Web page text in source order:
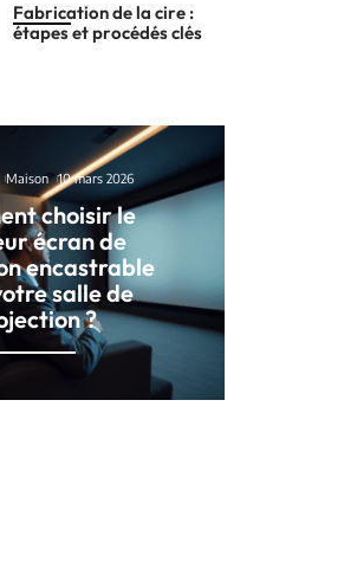
Fabrication de la cire :
étapes et procédés clés
Maison 10 mars 2026
choisir le
écran de
encastrable
salle de
?